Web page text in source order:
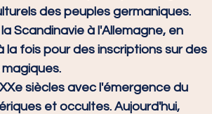
des peuples germaniques.
Scandinavie à l'Allemagne, en
la fois pour des inscriptions sur des
siècles avec l'émergence du
et occultes. Aujourd'hui,